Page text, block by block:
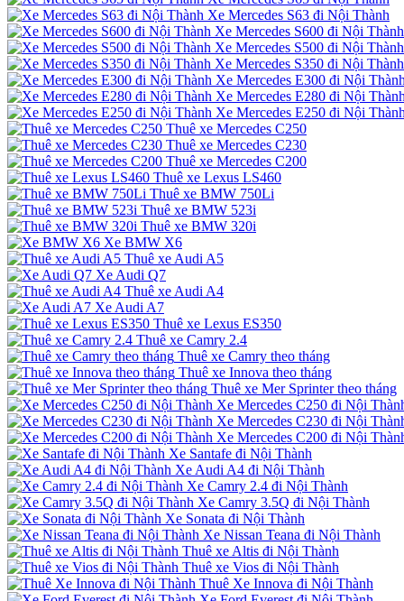
Xe Mercedes S63 đi Nội Thành
Xe Mercedes S600 đi Nội Thành
Xe Mercedes S500 đi Nội Thành
Xe Mercedes S350 đi Nội Thành
Xe Mercedes E300 đi Nội
Xe Mercedes E280 đi Nội
Xe Mercedes E250 đi Nội
Thuê xe Mercedes C250
Thuê xe Mercedes C230
Thuê xe Mercedes C200
Thuê xe Lexus LS460
Thuê xe BMW 750Li
Thuê xe BMW 523i
Thuê xe BMW 320i
Xe BMW X6
Thuê xe Audi A5
Xe Audi Q7
Thuê xe Audi A4
Xe Audi A7
Thuê xe Lexus ES350
Thuê xe Camry 2.4
Thuê xe Camry theo tháng
Thuê xe Innova theo tháng
Thuê xe Mer Sprinter theo tháng
Xe Mercedes C250 đi Nội
Xe Mercedes C230 đi Nội
Xe Mercedes C200 đi Nội
Xe Santafe đi Nội Thành
Xe Audi A4 đi Nội Thành
Xe Camry 2.4 đi Nội Thành
Xe Camry 3.5Q đi Nội Thành
Xe Sonata đi Nội Thành
Xe Nissan Teana đi Nội Thành
Thuê xe Altis đi Nội Thành
Thuê xe Vios đi Nội Thành
Thuê Xe Innova đi Nội Thành